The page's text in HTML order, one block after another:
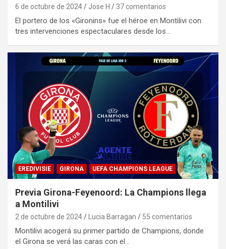
6 de octubre de 2024 Jose H 37 comentarios
El portero de los «Gironins» fue el héroe en Montilivi con
tres intervenciones espectaculares desde los…
EREDIVISIE GIRONA UEFA CHAMPIONS LEAGUE
Previa Girona-Feyenoord: La Champions llega
a Montilivi
2 de octubre de 2024 Lucia Barragan 55 comentarios
Montilivi acogerá su primer partido de Champions, donde
el Girona se verá las caras con el…